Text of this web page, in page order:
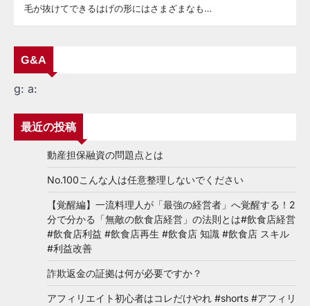
毛が抜けてできるはげの形にはさまざまなも…
G&A
g: a:
最近の投稿
動産担保融資の問題点とは
No.100こんな人は任意整理しないでください
【覚醒編】一流料理人が「最強の経営者」へ覚醒する！2
分で分かる「無敵の飲食店経営」の法則とは#飲食店経営
#飲食店利益 #飲食店再生 #飲食店 知識 #飲食店 スキル
#利益改善
詐欺返金の証拠は何が必要ですか？
アフィリエイト初心者はコレだけやれ #shorts #アフィリ